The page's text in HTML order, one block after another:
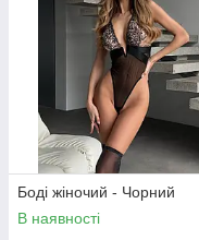
Боді жіночий - Чорний
В наявності